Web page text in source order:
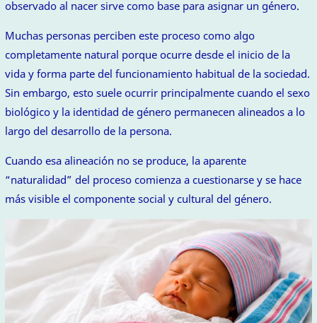
observado al nacer sirve como base para asignar un género.
Muchas personas perciben este proceso como algo
completamente natural porque ocurre desde el inicio de la
vida y forma parte del funcionamiento habitual de la sociedad.
Sin embargo, esto suele ocurrir principalmente cuando el sexo
biológico y la identidad de género permanecen alineados a lo
largo del desarrollo de la persona.
Cuando esa alineación no se produce, la aparente
“naturalidad” del proceso comienza a cuestionarse y se hace
más visible el componente social y cultural del género.